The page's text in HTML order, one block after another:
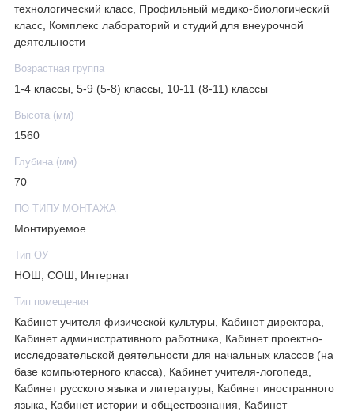
технологический класс, Профильный медико-биологический
класс, Комплекс лабораторий и студий для внеурочной
деятельности
Возрастная группа
1-4 классы, 5-9 (5-8) классы, 10-11 (8-11) классы
Высота (мм)
1560
Глубина (мм)
70
ПО ТИПУ МОНТАЖА
Монтируемое
Тип ОУ
НОШ, СОШ, Интернат
Тип помещения
Кабинет учителя физической культуры, Кабинет директора,
Кабинет административного работника, Кабинет проектно-
исследовательской деятельности для начальных классов (на
базе компьютерного класса), Кабинет учителя-логопеда,
Кабинет русского языка и литературы, Кабинет иностранного
языка, Кабинет истории и обществознания, Кабинет